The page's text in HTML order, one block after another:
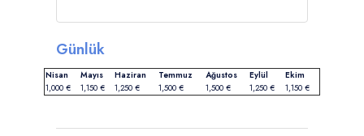
Günlük
Nisan Mayıs Haziran Temmuz Ağustos Eylül
Ekim
1,000 €
1,150 € 1,250 € 1,500 € 1,500 € 1,250 € 1,150 €